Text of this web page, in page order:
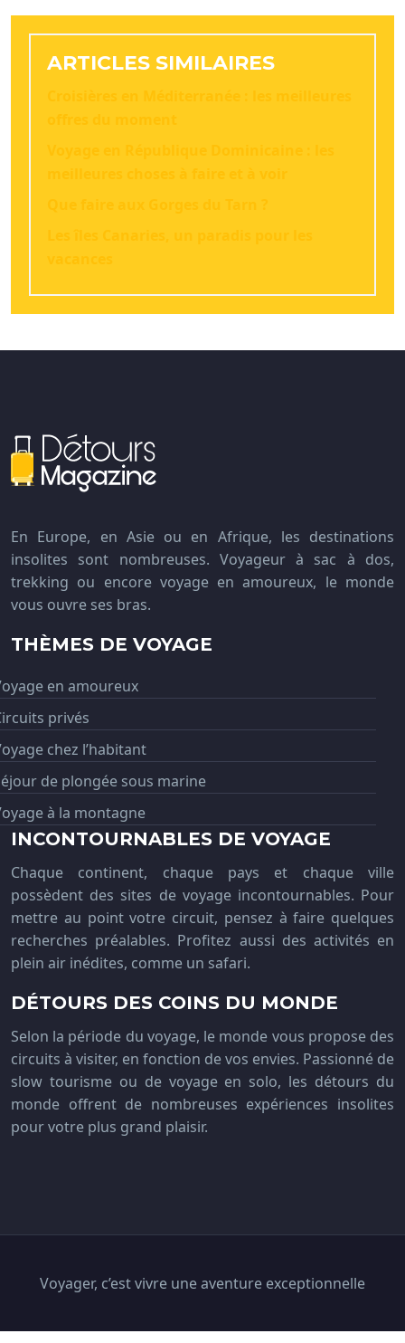
ARTICLES SIMILAIRES
Croisières en Méditerranée : les meilleures
offres du moment
Voyage en République Dominicaine : les
meilleures choses à faire et à voir
Que faire aux Gorges du Tarn ?
Les îles Canaries, un paradis pour les
vacances
En Europe, en Asie ou en Afrique, les destinations
insolites sont nombreuses. Voyageur à sac à dos,
trekking ou encore voyage en amoureux, le monde
vous ouvre ses bras.
THÈMES DE VOYAGE
en amoureux
privés
chez l’habitant
de plongée sous marine
à la montagne
INCONTOURNABLES DE VOYAGE
Chaque continent, chaque pays et chaque ville
possèdent des sites de voyage incontournables. Pour
mettre au point votre circuit, pensez à faire quelques
recherches préalables. Profitez aussi des activités en
plein air inédites, comme un safari.
DÉTOURS DES COINS DU MONDE
Selon la période du voyage, le monde vous propose des
circuits à visiter, en fonction de vos envies. Passionné de
slow tourisme ou de voyage en solo, les détours du
monde offrent de nombreuses expériences insolites
pour votre plus grand plaisir.
Voyager, c’est vivre une aventure exceptionnelle